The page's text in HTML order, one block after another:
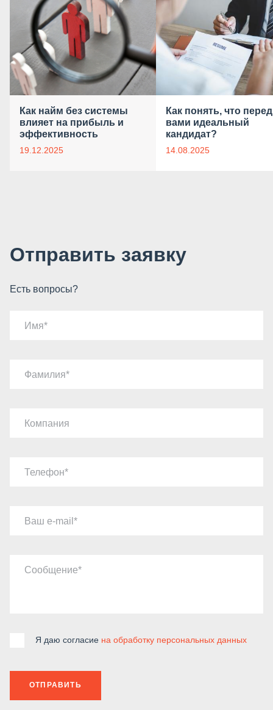
Как найм без системы
влияет на прибыль и
эффективность
19.12.2025
Как понять, что перед
вами идеальный
кандидат?
14.08.2025
Отправить заявку
Есть вопросы?
Имя
Фамилия
Компания
Телефон
Ваш e-mail
Сообщение
Я даю согласие на обработку персональных данных
ОТПРАВИТЬ